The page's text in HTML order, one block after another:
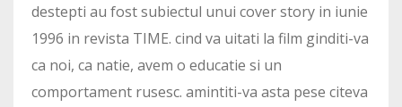
destepti au fost subiectul unui cover story in iunie
1996 in revista TIME. cind va uitati la film ginditi-va
ca noi, ca natie, avem o educatie si un
comportament rusesc. amintiti-va asta pese citeva